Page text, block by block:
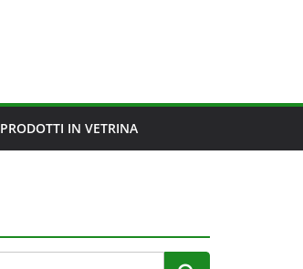
PRODOTTI IN VETRINA